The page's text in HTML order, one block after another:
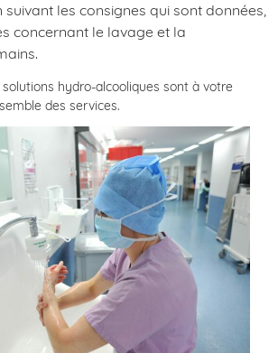
suivant les consignes qui sont données,
concernant le lavage et la
hydro-alcooliques sont à votre
des services.